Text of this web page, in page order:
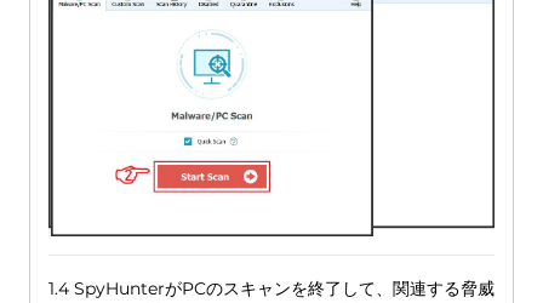
1.4 SpyHunterがPCのスキャンを終了して、関連する脅威